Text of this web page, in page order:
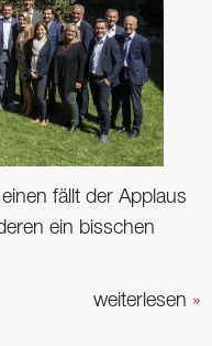
fällt der Applaus
ein bisschen
weiterlesen »